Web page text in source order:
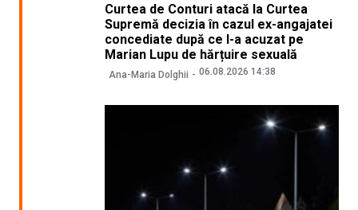
Curtea de Conturi atacă la Curtea
Supremă decizia în cazul ex-angajatei
concediate după ce l-a acuzat pe
Marian Lupu de hărțuire sexuală
Ana-Maria Dolghii 06.08.2026 14:38